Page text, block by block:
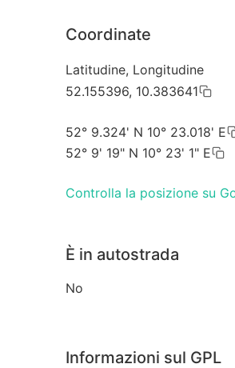
Coordinate
Latitudine, Longitudine
52.155396, 10.383641
52° 9.324' N 10° 23.018' E
52° 9' 19" N 10° 23' 1" E
Controlla la posizione su
È in autostrada
No
Informazioni sul GPL